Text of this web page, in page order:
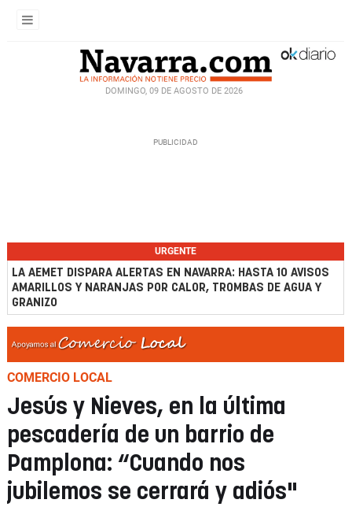
DOMINGO, 09 DE AGOSTO DE 2026
URGENTE
LA AEMET DISPARA ALERTAS EN NAVARRA: HASTA 10 AVISOS
AMARILLOS Y NARANJAS POR CALOR, TROMBAS DE AGUA Y
GRANIZO
COMERCIO LOCAL
Jesús y Nieves, en la última
pescadería de un barrio de
Pamplona: “Cuando nos
jubilemos se cerrará y adiós"